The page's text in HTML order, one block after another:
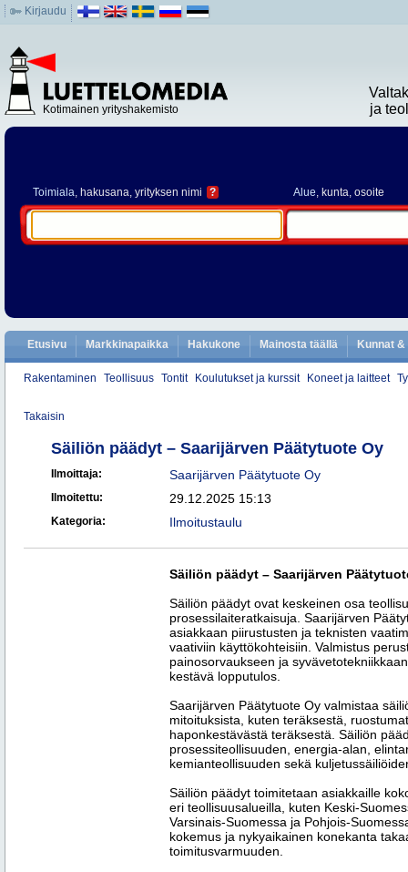
Kirjaudu
Kotimainen yrityshakemisto
ja
Toimiala, hakusana, yrityksen nimi ? Alue, kunta, osoite
Etusivu Markkinapaikka Hakukone Mainosta täällä Kunnat
Rakentaminen Teollisuus Tontit Koulutukset ja kurssit Koneet ja laitteet
Takaisin
Säiliön päädyt – Saarijärven Päätytuote Oy
Ilmoittaja: Saarijärven Päätytuote Oy
Ilmoitettu: 29.12.2025 15:13
Kategoria: Ilmoitustaulu
Säiliön päädyt – Saarijärven
Säiliön päädyt ovat keskeinen osa
prosessilaiteratkaisuja. Saarijärven
asiakkaan piirustusten ja teknisten
vaativiin käyttökohteisiin. Valmistus
painosorvaukseen ja
kestävä lopputulos.
Saarijärven Päätytuote Oy valmistaa
mitoituksista, kuten teräksestä,
haponkestävästä teräksestä. Säiliön
prosessiteollisuuden, energia-alan,
kemianteollisuuden sekä
Säiliön päädyt toimitetaan asiakkaille
eri teollisuusalueilla, kuten Keski-
Varsinais-Suomessa ja Pohjois-
kokemus ja nykyaikainen konekanta
toimitusvarmuuden.